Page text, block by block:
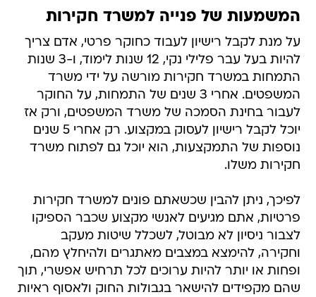
המשמעות של פנייה למשרד חקירות
על מנת לקבל רישיון לעבוד כחוקר פרטי, אדם צריך
להיות בעל עבר פלילי נקי, 12 שנות לימוד, ו-3 שנות
התמחות במשרד חקירות מורשה על ידי משרד
המשפטים. אחרי 3 שנים של התמחות, על החוקר
לעבור בחינת הסמכה של משרד המשפטים, ורק אז
יוכל לקבל רישיון לעסוק במקצוע. רק אחרי 5 שנים
נוספות של התמקצעות, הוא יוכל גם לפתוח משרד
חקירות משלו.
לפיכך, ניתן להבין שכשאתם פונים למשרד חקירות
פרטיות, אתם מגיעים לאנשי מקצוע שכבר הספיקו
לצבור ניסיון לא מבוטל, לשכלל שיטות מעקב
וחקירה, להימצא במצבים מאתגרים ולהיחלץ מהם,
ופחות או יותר להיות ערוכים לכל תרחיש אפשרי, תוך
שהם מקפידים להישאר בגבולות החוק ולאסוף ראיות